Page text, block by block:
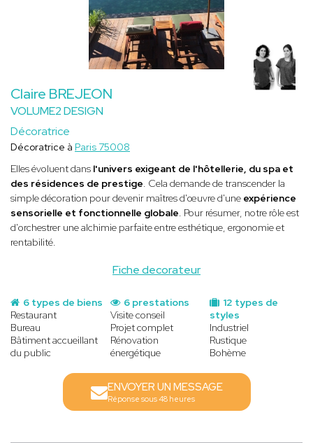
Claire BREJEON
VOLUME2 DESIGN
Décoratrice
Fiche decorateur
Décoratrice à Paris 75008
Elles évoluent dans l'univers exigeant de l'hôtellerie, du spa et
des résidences de prestige. Cela demande de transcender la
simple décoration pour devenir maîtres d'œuvre d'une expérience
sensorielle et fonctionnelle globale. Pour résumer, notre rôle est
d'orchestrer une alchimie parfaite entre esthétique, ergonomie et
rentabilité.
6 types de biens
Restaurant
Bureau
Bâtiment accueillant
du public
12 types de
styles
Industriel
Rustique
Bohème
6 prestations
Visite conseil
Projet complet
Rénovation
énergétique
ENVOYER UN MESSAGE
Réponse sous 48 heures